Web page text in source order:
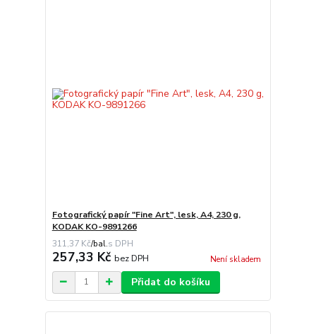
Fotografický papír "Fine Art", lesk, A4, 230 g,
KODAK KO-9891266
311,37 Kč/bal.
257,33 Kč bez DPH Není skladem
Přidat do košíku